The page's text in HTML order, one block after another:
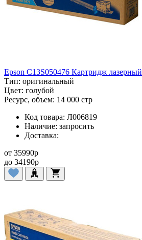
Epson C13S050476 Картридж лазерный
Тип: оригинальный
Цвет: голубой
Ресурс, объем: 14 000 стр
Код товара: Л006819
Наличие: запросить
Доставка:
от 35990p
до 34190p